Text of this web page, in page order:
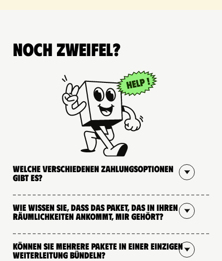
Noch Zweifel?
Welche verschiedenen Zahlungsoptionen
gibt es?
Wie wissen Sie, dass das Paket, das in Ihren
Räumlichkeiten ankommt, mir gehört?
Können Sie mehrere Pakete in einer einzigen
Weiterleitung bündeln?